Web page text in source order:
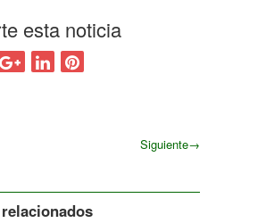
esta noticia
Siguiente→